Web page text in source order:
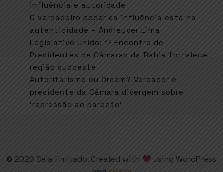
influência e autoridade
O verdadeiro poder da influência está na
autenticidade – Andreyver Lima
Legislativo unido: 1º Encontro de
Presidentes de Câmaras da Bahia fortalece
região sudoeste
Autoritarismo ou Ordem? Vereador e
presidente da Câmara divergem sobre
‘repressão ao paredão’
© 2026 Seja Ilimitado. Created with
using WordPress